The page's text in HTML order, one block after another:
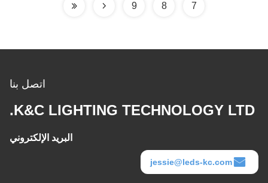
7
8
9
اتصل بنا
K&C LIGHTING TECHNOLOGY LTD.
البريد الإلكتروني
jessie@leds-kc.com